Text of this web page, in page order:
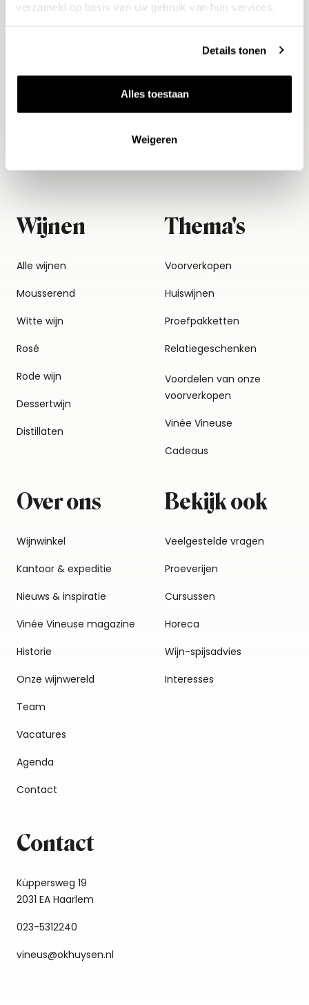
verzameld op basis van uw gebruik van hun services.
Details tonen
Alles toestaan
Weigeren
Aanmelden
Wijnen
Alle wijnen
Mousserend
Witte wijn
Rosé
Rode wijn
Dessertwijn
Distillaten
Thema's
Voorverkopen
Huiswijnen
Proefpakketten
Relatiegeschenken
Voordelen van onze
voorverkopen
Vinée Vineuse
Cadeaus
Over ons
Wijnwinkel
Kantoor & expeditie
Nieuws & inspiratie
Vinée Vineuse magazine
Historie
Onze wijnwereld
Team
Vacatures
Agenda
Contact
Bekijk ook
Veelgestelde vragen
Proeverijen
Cursussen
Horeca
Wijn-spijsadvies
Interesses
Contact
Küppersweg 19
2031 EA Haarlem
023-5312240
vineus@okhuysen.nl